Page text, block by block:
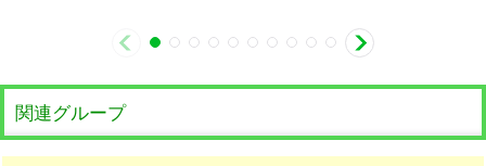
関連グループ